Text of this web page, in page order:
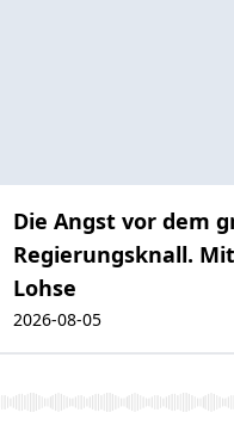
Die Angst vor dem
Regierungsknall.
Lohse
2026-08-05